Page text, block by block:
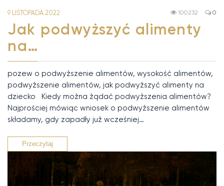
9 LISTOPADA 2022 0
100232
Jak podwyższyć alimenty
na…
pozew o podwyższenie alimentów, wysokość alimentów,
podwyższenie alimentów, jak podwyższyć alimenty na
dziecko Kiedy można żądać podwyższenia alimentów?
Najprościej mówiąc wniosek o podwyższenie alimentów
składamy, gdy zapadły już wcześniej…
Przeczytaj